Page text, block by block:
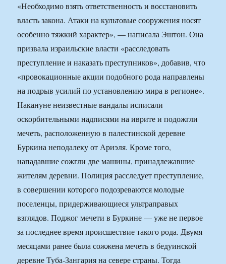
«Необходимо взять ответственность и восстановить
власть закона. Атаки на культовые сооружения носят
особенно тяжкий характер», — написала Эштон. Она
призвала израильские власти «расследовать
преступление и наказать преступников», добавив, что
«провокационные акции подобного рода направлены
на подрыв усилий по установлению мира в регионе».
Накануне неизвестные вандалы исписали
оскорбительными надписями на иврите и подожгли
мечеть, расположенную в палестинской деревне
Буркина неподалеку от Ариэля. Кроме того,
нападавшие сожгли две машины, принадлежавшие
жителям деревни. Полиция расследует преступление,
в совершении которого подозреваются молодые
поселенцы, придерживающиеся ультраправых
взглядов. Поджог мечети в Буркине — уже не первое
за последнее время происшествие такого рода. Двумя
месяцами ранее была сожжена мечеть в бедуинской
деревне Туба-Зангария на севере страны. Тогда